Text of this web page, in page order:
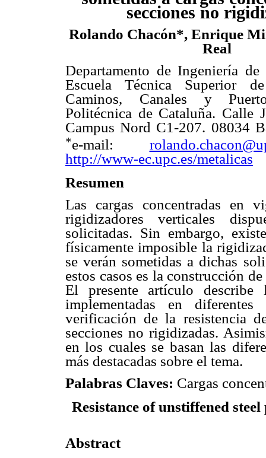
secciones no
Rolando Chacón*, Enrique
Real
Departamento de Ingeniería
Escuela Técnica Superior
Caminos, Canales y
Politécnica de Cataluña. Calle
Campus Nord C1-207. 08034
*e-mail:
http://www-ec.upc.es/metalicas
Resumen
Las cargas concentradas en
rigidizadores verticales
solicitadas. Sin embargo,
físicamente imposible la
se verán sometidas a dichas
estos casos es la construcción
El presente artículo describe
implementadas en
verificación de la resistencia
secciones no rigidizadas.
en los cuales se basan las
más destacadas sobre el tema.
Palabras Claves: Cargas
Resistance of unstiffened
Abstract